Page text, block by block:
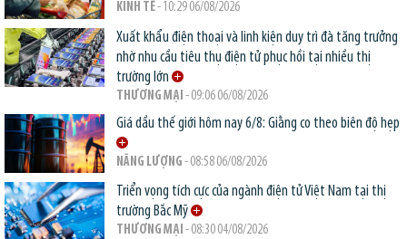
KINH TẾ- 10:29 06/08/2026
Xuất khẩu điện thoại và linh kiện duy trì đà tăng trưởng
nhờ nhu cầu tiêu thụ điện tử phục hồi tại nhiều thị
trường lớn
THƯƠNG MẠI - 09:06 06/08/2026
Giá dầu thế giới hôm nay 6/8: Giằng co theo biên độ hẹp
NĂNG LƯỢNG - 08:58 06/08/2026
Triển vọng tích cực của ngành điện tử Việt Nam tại thị
trường Bắc Mỹ
THƯƠNG MẠI - 08:30 04/08/2026